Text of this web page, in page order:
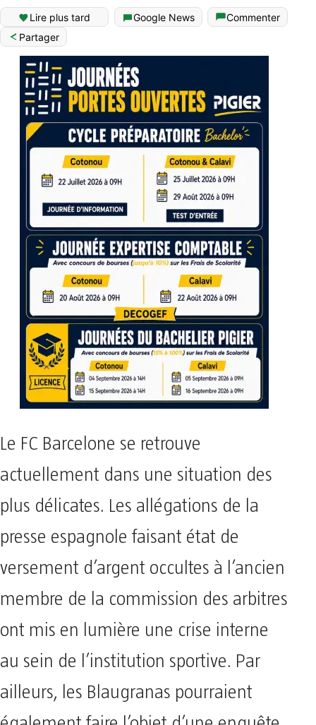
Lire plus tard Google News
Commenter
Partager
Le FC Barcelone se retrouve
actuellement dans une situation des
plus délicates. Les allégations de la
presse espagnole faisant état de
versement d’argent occultes à l’ancien
membre de la commission des arbitres
ont mis en lumière une crise interne
au sein de l’institution sportive. Par
ailleurs, les Blaugranas pourraient